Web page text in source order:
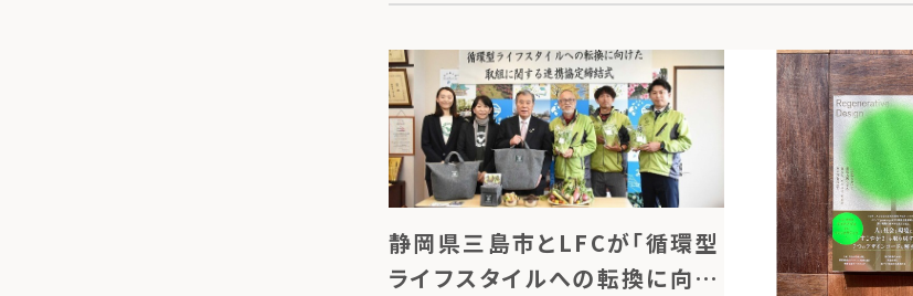
静岡県三島市とLFCが「循環型
ライフスタイルへの転換に向け